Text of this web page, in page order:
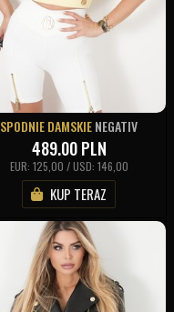
SPODNIE DAMSKIENEGATIV
489.00PLN
EUR: 125,00 / USD: 146,00
KUP TERAZ